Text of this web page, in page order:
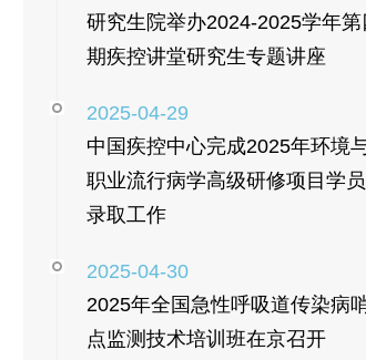
研究生院举办2024-2025学年第
期疾控讲堂研究生专题讲座
2025-04-29
中国疾控中心完成2025年环境
职业流行病学高级研修项目学员
录取工作
2025-04-30
2025年全国急性呼吸道传染病
点监测技术培训班在京召开